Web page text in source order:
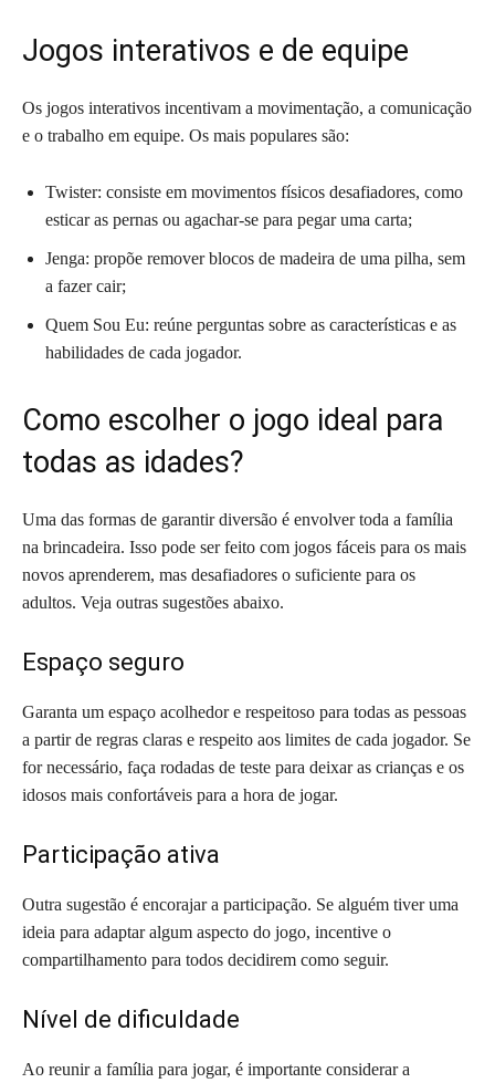
Jogos interativos e de equipe
Os jogos interativos incentivam a movimentação, a comunicação
e o trabalho em equipe. Os mais populares são:
Twister: consiste em movimentos físicos desafiadores, como
esticar as pernas ou agachar-se para pegar uma carta;
Jenga: propõe remover blocos de madeira de uma pilha, sem
a fazer cair;
Quem Sou Eu: reúne perguntas sobre as características e as
habilidades de cada jogador.
Como escolher o jogo ideal para
todas as idades?
Uma das formas de garantir diversão é envolver toda a família
na brincadeira. Isso pode ser feito com jogos fáceis para os mais
novos aprenderem, mas desafiadores o suficiente para os
adultos. Veja outras sugestões abaixo.
Espaço seguro
Garanta um espaço acolhedor e respeitoso para todas as pessoas
a partir de regras claras e respeito aos limites de cada jogador. Se
for necessário, faça rodadas de teste para deixar as crianças e os
idosos mais confortáveis para a hora de jogar.
Participação ativa
Outra sugestão é encorajar a participação. Se alguém tiver uma
ideia para adaptar algum aspecto do jogo, incentive o
compartilhamento para todos decidirem como seguir.
Nível de dificuldade
Ao reunir a família para jogar, é importante considerar a